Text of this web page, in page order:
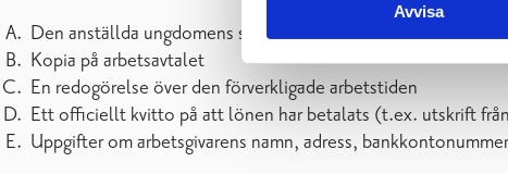
Avvisa
Den anställda ungdomens sommarjobbssedel
Kopia på arbetsavtalet
En redogörelse över den förverkligade arbetstiden
Ett officiellt kvitto på att lönen har betalats (t.ex. utskrift
Uppgifter om arbetsgivarens namn, adress,